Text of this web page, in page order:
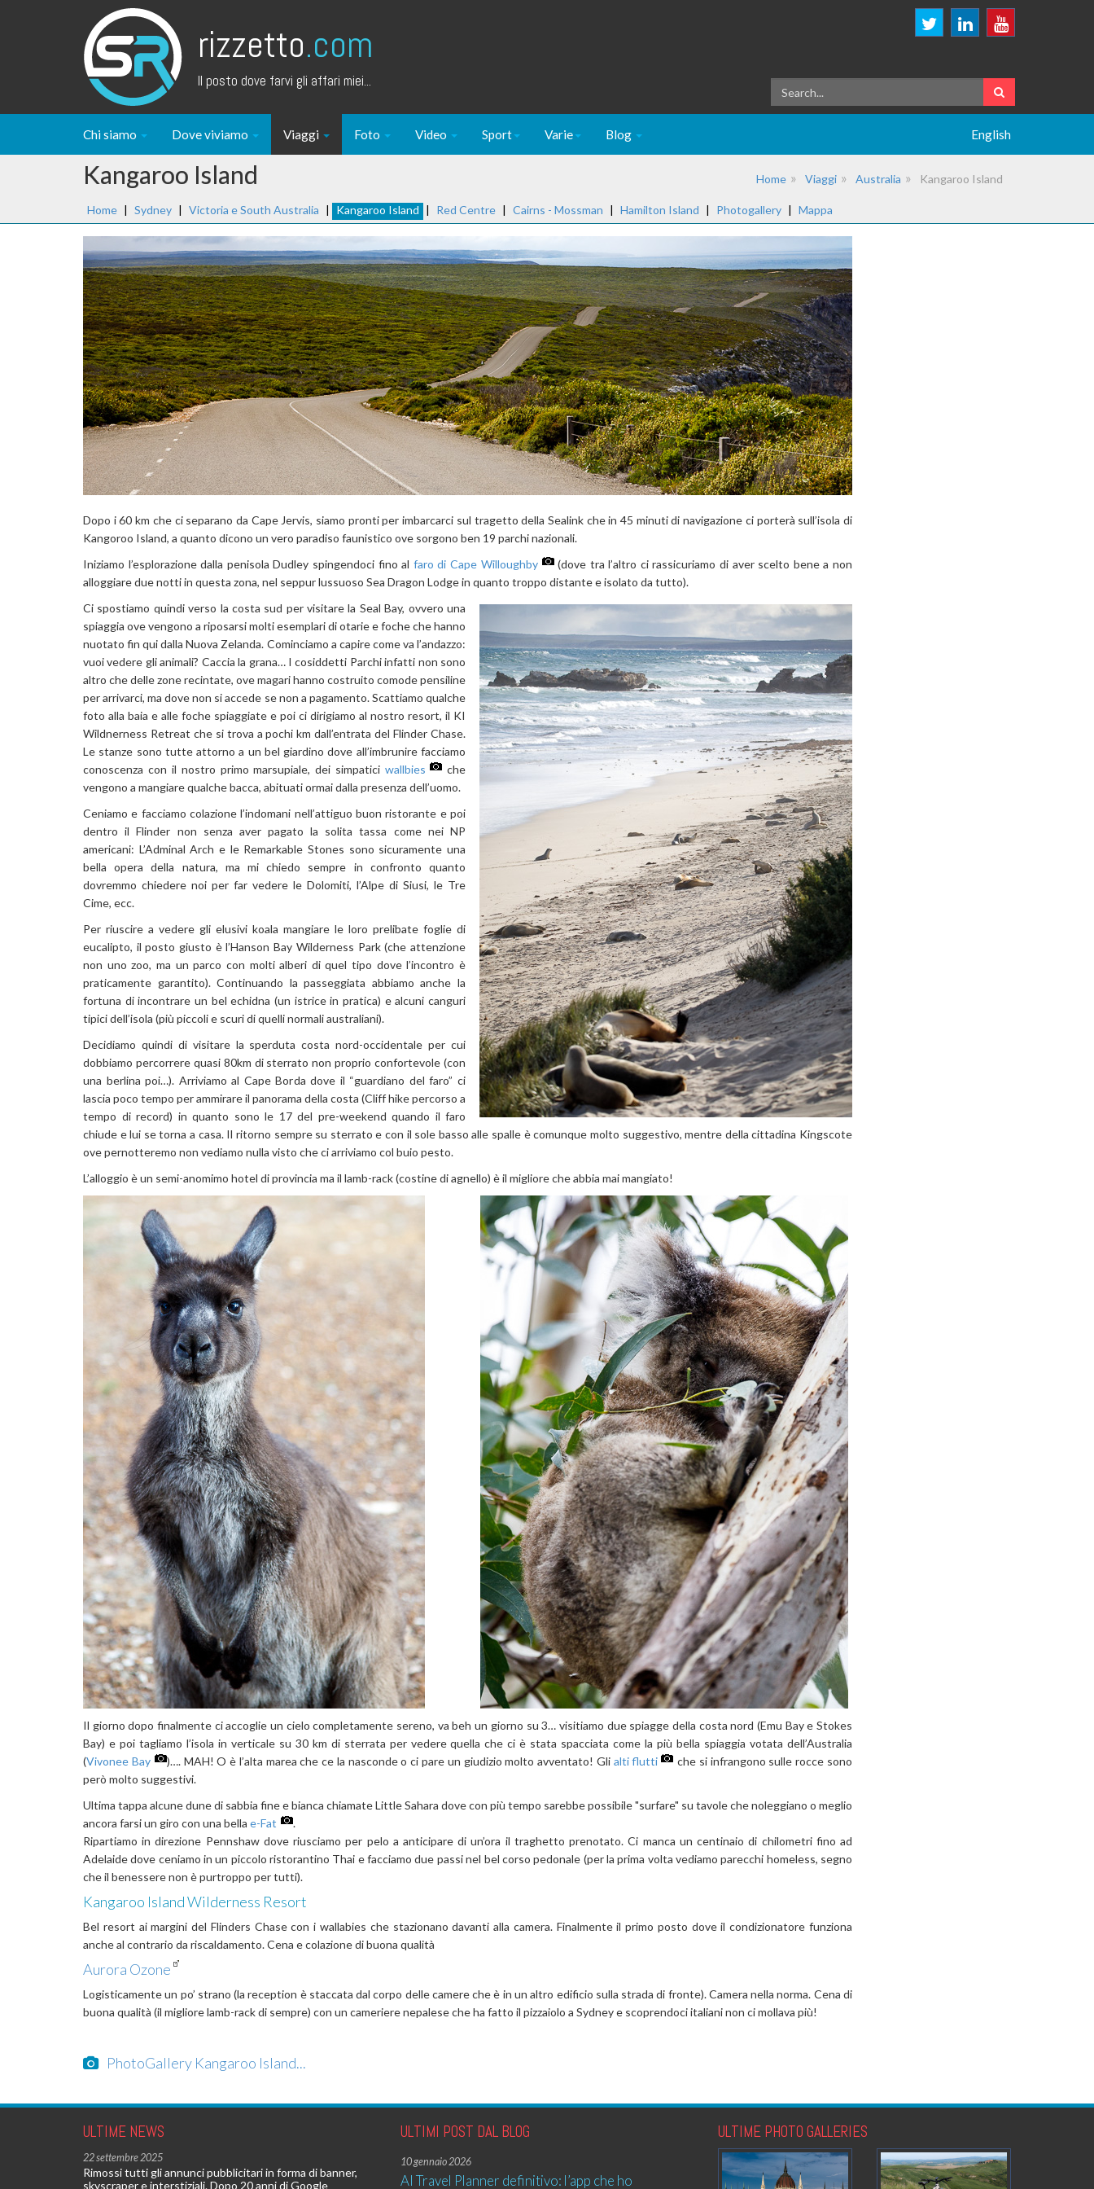
rizzetto.com
Il posto dove farvi gli affari miei...
Chi siamo Dove viviamo Viaggi Foto Video Sport Varie Blog English
Kangaroo Island Home Viaggi Australia Kangaroo Island
Home | Sydney | Victoria e South Australia | Kangaroo Island | Red Centre | Cairns - Mossman | Hamilton Island | Photogallery | Mappa
Dopo i 60 km che ci separano da Cape Jervis, siamo pronti per imbarcarci sul tragetto della Sealink che in 45 minuti di navigazione ci porterà sull’isola di
Kangoroo Island, a quanto dicono un vero paradiso faunistico ove sorgono ben 19 parchi nazionali.
Iniziamo l’esplorazione dalla penisola Dudley spingendoci fino al faro di Cape Willoughby
(dove tra l’altro ci rassicuriamo di aver scelto bene a non
alloggiare due notti in questa zona, nel seppur lussuoso Sea Dragon Lodge in quanto troppo distante e isolato da tutto).
Ci spostiamo quindi verso la costa sud per visitare la Seal Bay, ovvero una
spiaggia ove vengono a riposarsi molti esemplari di otarie e foche che hanno
nuotato fin qui dalla Nuova Zelanda. Cominciamo a capire come va l’andazzo:
vuoi vedere gli animali? Caccia la grana… I cosiddetti Parchi infatti non sono
altro che delle zone recintate, ove magari hanno costruito comode pensiline
per arrivarci, ma dove non si accede se non a pagamento. Scattiamo qualche
foto alla baia e alle foche spiaggiate e poi ci dirigiamo al nostro resort, il KI
Wildnerness Retreat che si trova a pochi km dall’entrata del Flinder Chase.
Le stanze sono tutte attorno a un bel giardino dove all’imbrunire facciamo
conoscenza con il nostro primo marsupiale, dei simpaticiwallbies
che
vengono a mangiare qualche bacca, abituati ormai dalla presenza dell’uomo.
Ceniamo e facciamo colazione l’indomani nell’attiguo buon ristorante e poi
dentro il Flinder non senza aver pagato la solita tassa come nei NP
americani: L’Adminal Arch e le Remarkable Stones sono sicuramente una
bella opera della natura, ma mi chiedo sempre in confronto quanto
dovremmo chiedere noi per far vedere le Dolomiti, l’Alpe di Siusi, le Tre
Cime, ecc.
Per riuscire a vedere gli elusivi koala mangiare le loro prelibate foglie di
eucalipto, il posto giusto è l’Hanson Bay Wilderness Park (che attenzione
non uno zoo, ma un parco con molti alberi di quel tipo dove l’incontro è
praticamente garantito). Continuando la passeggiata abbiamo anche la
fortuna di incontrare un bel echidna (un istrice in pratica) e alcuni canguri
tipici dell’isola (più piccoli e scuri di quelli normali australiani).
Decidiamo quindi di visitare la sperduta costa nord-occidentale per cui
dobbiamo percorrere quasi 80km di sterrato non proprio confortevole (con
una berlina poi…). Arriviamo al Cape Borda dove il “guardiano del faro” ci
lascia poco tempo per ammirare il panorama della costa (Cliff hike percorso a
tempo di record) in quanto sono le 17 del pre-weekend quando il faro
chiude e lui se torna a casa. Il ritorno sempre su sterrato e con il sole basso alle spalle è comunque molto suggestivo, mentre della cittadina Kingscote
ove pernotteremo non vediamo nulla visto che ci arriviamo col buio pesto.
L’alloggio è un semi-anomimo hotel di provincia ma il lamb-rack (costine di agnello) è il migliore che abbia mai mangiato!
Il giorno dopo finalmente ci accoglie un cielo completamente sereno, va beh un giorno su 3… visitiamo due spiagge della costa nord (Emu Bay e Stokes
Bay) e poi tagliamo l’isola in verticale su 30 km di sterrata per vedere quella che ci è stata spacciata come la più bella spiaggia votata dell’Australia
(Vivonee Bay )…. MAH! O è l’alta marea che ce la nasconde o ci pare un giudizio molto avventato! Gli alti flutti
che si infrangono sulle rocce sono
però molto suggestivi.
Ultima tappa alcune dune di sabbia fine e bianca chiamate Little Sahara dove con più tempo sarebbe possibile "surfare" su tavole che noleggiano o meglio
ancora farsi un giro con una bella e-Fat
.
Ripartiamo in direzione Pennshaw dove riusciamo per pelo a anticipare di un’ora il traghetto prenotato. Ci manca un centinaio di chilometri fino ad
Adelaide dove ceniamo in un piccolo ristorantino Thai e facciamo due passi nel bel corso pedonale (per la prima volta vediamo parecchi homeless, segno
che il benessere non è purtroppo per tutti).
Kangaroo Island Wilderness Resort
Bel resort ai margini del Flinders Chase con i wallabies che stazionano davanti alla camera. Finalmente il primo posto dove il condizionatore funziona
anche al contrario da riscaldamento. Cena e colazione di buona qualità
Aurora Ozone
Logisticamente un po’ strano (la reception è staccata dal corpo delle camere che è in un altro edificio sulla strada di fronte). Camera nella norma. Cena di
buona qualità (il migliore lamb-rack di sempre) con un cameriere nepalese che ha fatto il pizzaiolo a Sydney e scoprendoci italiani non ci mollava più!
PhotoGallery Kangaroo Island...
ULTIME NEWS
22 settembre 2025
Rimossi tutti gli annunci pubblicitari in forma di banner,
skyscraper e interstiziali. Dopo 20 anni di Google
ULTIMI POST DAL BLOG
10 gennaio 2026
AI Travel Planner definitivo: l’app che ho
ULTIME PHOTO GALLERIES